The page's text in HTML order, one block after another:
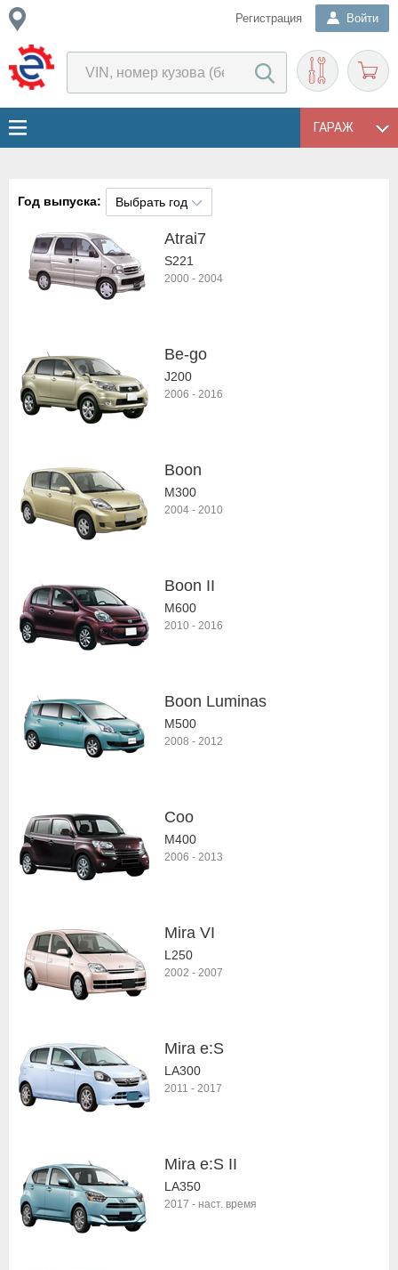
Регистрация Войти
ГАРАЖ
Год выпуска: Выбрать год
Atrai7
S221
2000 - 2004
Be-go
J200
2006 - 2016
Boon
M300
2004 - 2010
Boon II
M600
2010 - 2016
Boon Luminas
M500
2008 - 2012
Coo
M400
2006 - 2013
Mira VI
L250
2002 - 2007
Mira e:S
LA300
2011 - 2017
Mira e:S II
LA350
2017 - наст. время